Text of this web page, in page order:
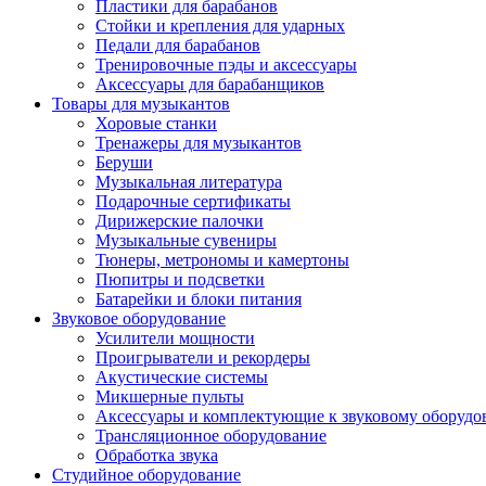
Пластики для барабанов
Стойки и крепления для ударных
Педали для барабанов
Тренировочные пэды и аксессуары
Аксессуары для барабанщиков
Товары для музыкантов
Хоровые станки
Тренажеры для музыкантов
Беруши
Музыкальная литература
Подарочные сертификаты
Дирижерские палочки
Музыкальные сувениры
Тюнеры, метрономы и камертоны
Пюпитры и подсветки
Батарейки и блоки питания
Звуковое оборудование
Усилители мощности
Проигрыватели и рекордеры
Акустические системы
Микшерные пульты
Аксессуары и комплектующие к звуковому
Трансляционное оборудование
Обработка звука
Студийное оборудование